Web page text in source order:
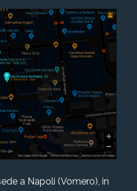
a Napoli (Vomero), in